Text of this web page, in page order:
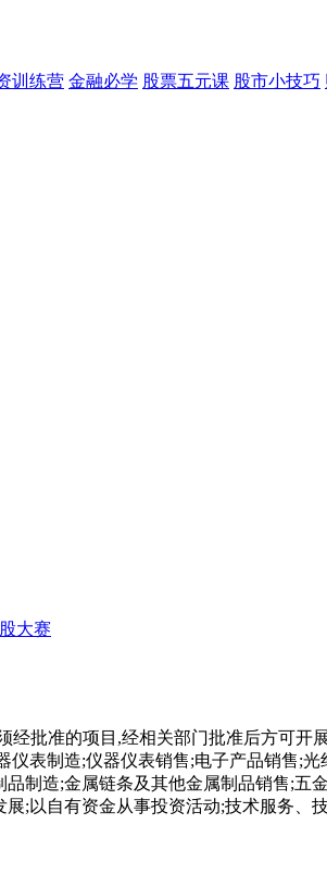
训练营 金融必学 股票五元课 股市小技巧
大赛
经批准的项目,经相关部门批准后方可
仪表制造;仪器仪表销售;电子产品销售;
制造;金属链条及其他金属制品销售;五
;以自有资金从事投资活动;技术服务